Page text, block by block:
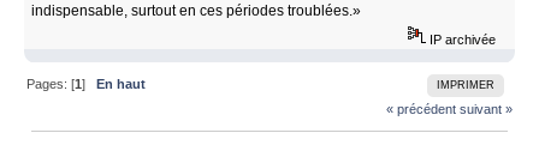
indispensable, surtout en ces périodes troublées.»
IP archivée
IMPRIMER
Pages: [1]En haut
« précédent suivant »